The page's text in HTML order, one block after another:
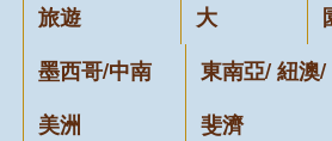
旅遊
大
墨西哥/中南
美洲
東南亞/ 紐澳/
斐濟